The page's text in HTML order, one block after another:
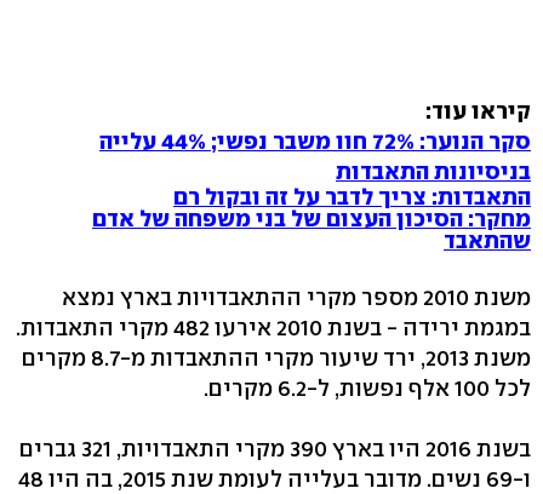
קיראו עוד:
סקר הנוער: 72% חוו משבר נפשי; 44% עלייה
בניסיונות התאבדות
התאבדות: צריך לדבר על זה ובקול רם
מחקר: הסיכון העצום של בני משפחה של אדם
שהתאבד
משנת 2010 מספר מקרי ההתאבדויות בארץ נמצא
במגמת ירידה - בשנת 2010 אירעו 482 מקרי התאבדות.
משנת 2013, ירד שיעור מקרי ההתאבדות מ-8.7 מקרים
לכל 100 אלף נפשות, ל-6.2 מקרים.
בשנת 2016 היו בארץ 390 מקרי התאבדויות, 321 גברים
ו-69 נשים. מדובר בעלייה לעומת שנת 2015, בה היו 48